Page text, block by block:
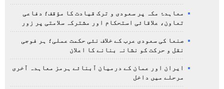
معاہدۂ مکہ پر سعودی و ترک قیادت کا مؤقف؛ دفاعی
تعاون، علاقائی استحکام اور مشترکہ سلامتی پر زور
صنعا کی سعودی عرب کے خلاف نئی حکمت عملی؛ ہر فوجی
نقل و حرکت کو نشانہ بنانے کا اعلان
ایران اور عمان کے درمیان آبنائے ہرمز معاہدہ آخری
مرحلے میں داخل